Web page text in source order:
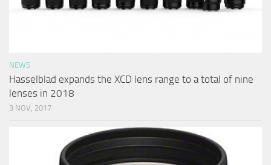
NEWS
Hasselblad expands the XCD lens range to a total of nine
lenses in 2018
3 NOV, 2017